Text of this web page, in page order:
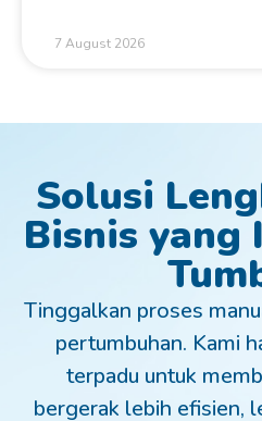
7 August 2026
Solusi
Bisnis yang
Tinggalkan proses
pertumbuhan. Kami
terpadu untuk
bergerak lebih efisien,